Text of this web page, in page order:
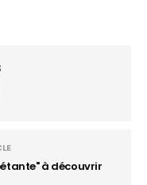
à découvrir